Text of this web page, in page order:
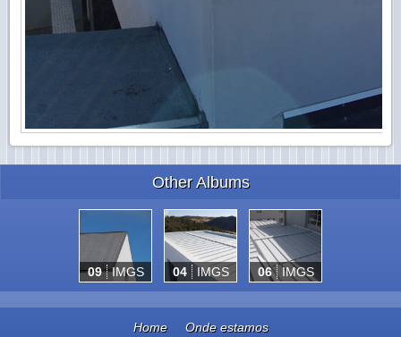
Other Albums
09 IMGS 04 IMGS 06 IMGS
Home Onde estamos